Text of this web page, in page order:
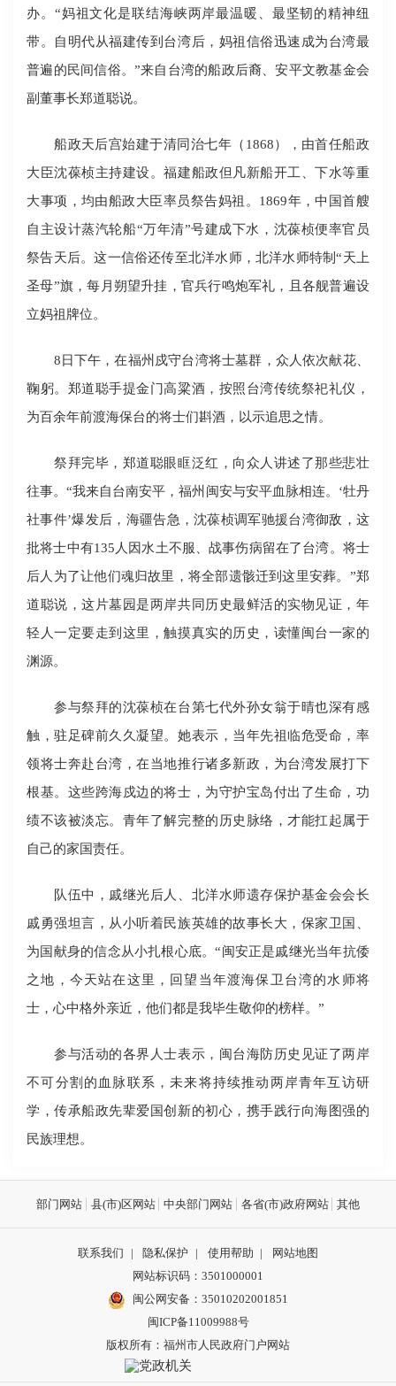
办。“妈祖文化是联结海峡两岸最温暖、最坚韧的精神纽
带。自明代从福建传到台湾后，妈祖信俗迅速成为台湾最
普遍的民间信俗。”来自台湾的船政后裔、安平文教基金会
副董事长郑道聪说。
船政天后宫始建于清同治七年（1868），由首任船政
大臣沈葆桢主持建设。福建船政但凡新船开工、下水等重
大事项，均由船政大臣率员祭告妈祖。1869年，中国首艘
自主设计蒸汽轮船“万年清”号建成下水，沈葆桢便率官员
祭告天后。这一信俗还传至北洋水师，北洋水师特制“天上
圣母”旗，每月朔望升挂，官兵行鸣炮军礼，且各舰普遍设
立妈祖牌位。
8日下午，在福州戍守台湾将士墓群，众人依次献花、
鞠躬。郑道聪手提金门高粱酒，按照台湾传统祭祀礼仪，
为百余年前渡海保台的将士们斟酒，以示追思之情。
祭拜完毕，郑道聪眼眶泛红，向众人讲述了那些悲壮
往事。“我来自台南安平，福州闽安与安平血脉相连。‘牡丹
社事件’爆发后，海疆告急，沈葆桢调军驰援台湾御敌，这
批将士中有135人因水土不服、战事伤病留在了台湾。将士
后人为了让他们魂归故里，将全部遗骸迁到这里安葬。”郑
道聪说，这片墓园是两岸共同历史最鲜活的实物见证，年
轻人一定要走到这里，触摸真实的历史，读懂闽台一家的
渊源。
参与祭拜的沈葆桢在台第七代外孙女翁于晴也深有感
触，驻足碑前久久凝望。她表示，当年先祖临危受命，率
领将士奔赴台湾，在当地推行诸多新政，为台湾发展打下
根基。这些跨海戍边的将士，为守护宝岛付出了生命，功
绩不该被淡忘。青年了解完整的历史脉络，才能扛起属于
自己的家国责任。
队伍中，戚继光后人、北洋水师遗存保护基金会会长
戚勇强坦言，从小听着民族英雄的故事长大，保家卫国、
为国献身的信念从小扎根心底。“闽安正是戚继光当年抗倭
之地，今天站在这里，回望当年渡海保卫台湾的水师将
士，心中格外亲近，他们都是我毕生敬仰的榜样。”
参与活动的各界人士表示，闽台海防历史见证了两岸
不可分割的血脉联系，未来将持续推动两岸青年互访研
学，传承船政先辈爱国创新的初心，携手践行向海图强的
民族理想。
部门网站 县(市)区网站 中央部门网站 各省(市)政府网站 其他
联系我们 | 隐私保护 | 使用帮助 |
网站地图
网站标识码：3501000001
闽公网安备： 35010202001851
闽ICP备11009988号
版权所有：福州市人民政府门户网站